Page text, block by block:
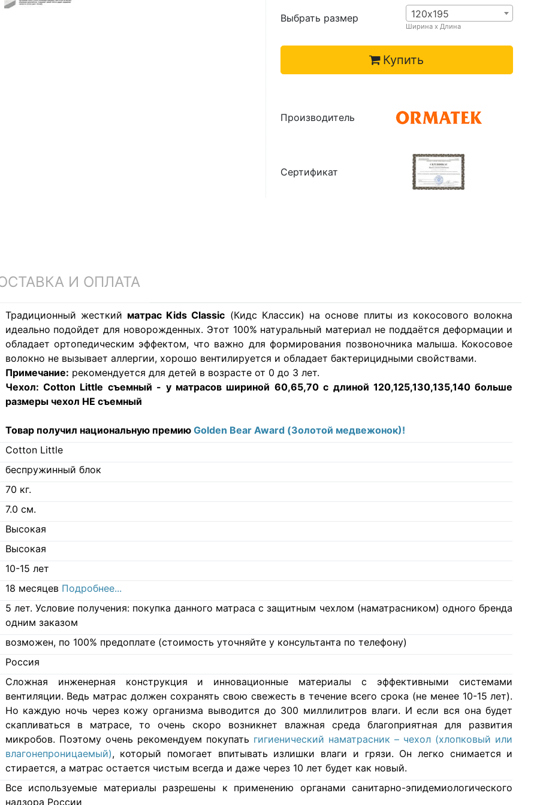
Выбрать размер 120х195
Ширина х Длина
Купить
Производитель
Сертификат
И ОПЛАТА
Традиционный жесткий матрас Kids Classic (Кидс Классик) на основе плиты из кокосового волокна
идеально подойдет для новорожденных. Этот 100% натуральный материал не поддаётся деформации и
обладает ортопедическим эффектом, что важно для формирования позвоночника малыша. Кокосовое
волокно не вызывает аллергии, хорошо вентилируется и обладает бактерицидными свойствами.
Примечание: рекомендуется для детей в возрасте от 0 до 3 лет.
Чехол: Cotton Little съемный - у матрасов шириной 60,65,70 с длиной 120,125,130,135,140больше
размерычехол НЕ съемный
Товар получил национальную премию Golden Bear Award (Золотой медвежонок)!
Cotton Little
беспружинный блок
70 кг.
7.0 см.
Высокая
Высокая
10-15 лет
18 месяцев Подробнее...
5 лет. Условие получения: покупка данного матраса с защитным чехлом (наматрасником) одного бренда
одним заказом
возможен, по 100% предоплате (стоимость уточняйте у консультанта по телефону)
Россия
Cложная инженерная конструкция и инновационные материалы с эффективными системами
вентиляции. Ведь матрас должен сохранять свою свежесть в течение всего срока (не менее 10-15 лет).
Но каждую ночь через кожу организма выводится до 300 миллилитров влаги. И если вся она будет
скапливаться в матрасе, то очень скоро возникнет влажная среда благоприятная для развития
микробов. Поэтому очень рекомендуем покупать гигиенический наматрасник – чехол (хлопковый или
влагонепроницаемый), который помогает впитывать излишки влаги и грязи. Он легко снимается и
стирается, а матрас остается чистым всегда и даже через 10 лет будет как новый.
Все используемые материалы разрешены к применению органами санитарно-эпидемиологического
надзора России